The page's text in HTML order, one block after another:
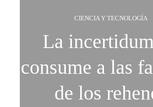
CIENCIA Y TECNOLOGÍA
La
consume a las
de los